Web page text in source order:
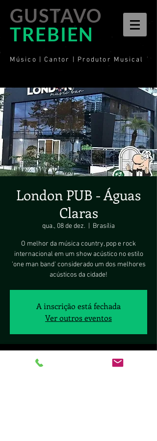
GUSTAVO
TREBIEN
Músico | Cantor | Produtor Musical
London PUB - Águas
Claras
qua., 08 de dez. Brasília
O melhor da música country, pop e rock
internacional em um show acústico no estilo
'one man band' considerado um dos melhores
acústicos da cidade!
A inscrição está fechada
Ver outros eventos
Horário e local